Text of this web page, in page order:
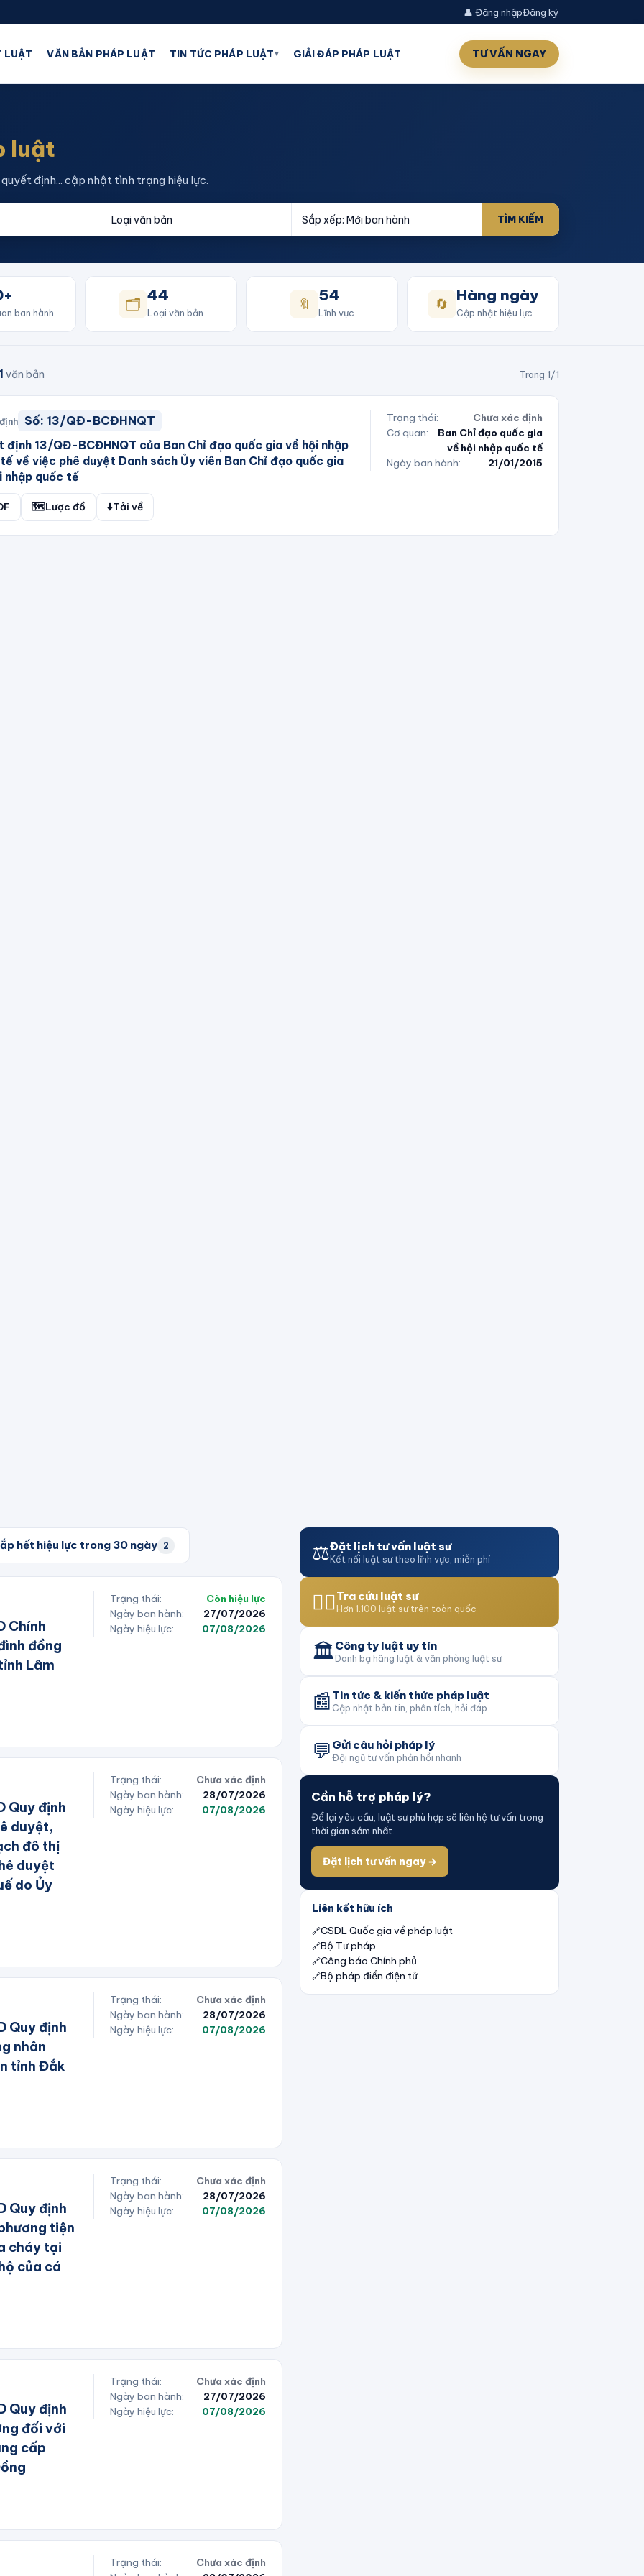
👤 Đăng nhậpĐăng ký
LUẬT VĂN BẢN PHÁP LUẬT TIN TỨC PHÁP LUẬT▾ GIẢI ĐÁP PHÁP LUẬT TƯ VẤN NGAY
luật
định... cập nhật tình trạng hiệu lực.
TÌM KIẾM
ban hành 🗂️ 44
Loại văn bản 🔖 54
Lĩnh vực 🔄 Hàng ngày
Cập nhật hiệu lực
văn bản Trang 1/1
Số: 13/QĐ-BCĐHNQT
định 13/QĐ-BCĐHNQT của Ban Chỉ đạo quốc gia về hội nhập
về việc phê duyệt Danh sách Ủy viên Ban Chỉ đạo quốc gia
nhập quốc tế
🗺️Lược đồ ⬇️Tải về
Trạng thái:
Chưa xác định
Cơ quan:
Ban Chỉ đạo quốc gia
về hội nhập quốc tế
Ngày ban hành:
21/01/2015
hết hiệu lực trong 30 ngày 2
Chính
đồng
Lâm
Trạng thái:
Còn hiệu lực
Ngày ban hành:
27/07/2026
Ngày hiệu lực:
07/08/2026
Quy định
duyệt,
đô thị
duyệt
do Ủy
Trạng thái:
Chưa xác định
Ngày ban hành:
28/07/2026
Ngày hiệu lực:
07/08/2026
Quy định
nhân
tỉnh Đắk
Trạng thái:
Chưa xác định
Ngày ban hành:
28/07/2026
Ngày hiệu lực:
07/08/2026
Quy định
tiện
cháy tại
của cá
Trạng thái:
Chưa xác định
Ngày ban hành:
28/07/2026
Ngày hiệu lực:
07/08/2026
Quy định
đối với
cấp
Trạng thái:
Chưa xác định
Ngày ban hành:
27/07/2026
Ngày hiệu lực:
07/08/2026
Trạng thái:
Chưa xác định
⚖️Đặt lịch tư vấn luật sư
Kết nối luật sư theo lĩnh vực, miễn phí
👨‍⚖️Tra cứu luật sư
Hơn 1.100 luật sư trên toàn quốc
🏛️Công ty luật uy tín
Danh bạ hãng luật & văn phòng luật sư
📰 Tin tức & kiến thức pháp luật
Cập nhật bản tin, phân tích, hỏi đáp
💬 Gửi câu hỏi pháp lý
Đội ngũ tư vấn phản hồi nhanh
Cần hỗ trợ pháp lý?
Để lại yêu cầu, luật sư phù hợp sẽ liên hệ tư vấn trong
thời gian sớm nhất.
Đặt lịch tư vấn ngay →
Liên kết hữu ích
CSDL Quốc gia về pháp luật
Bộ Tư pháp
Công báo Chính phủ
Bộ pháp điển điện tử